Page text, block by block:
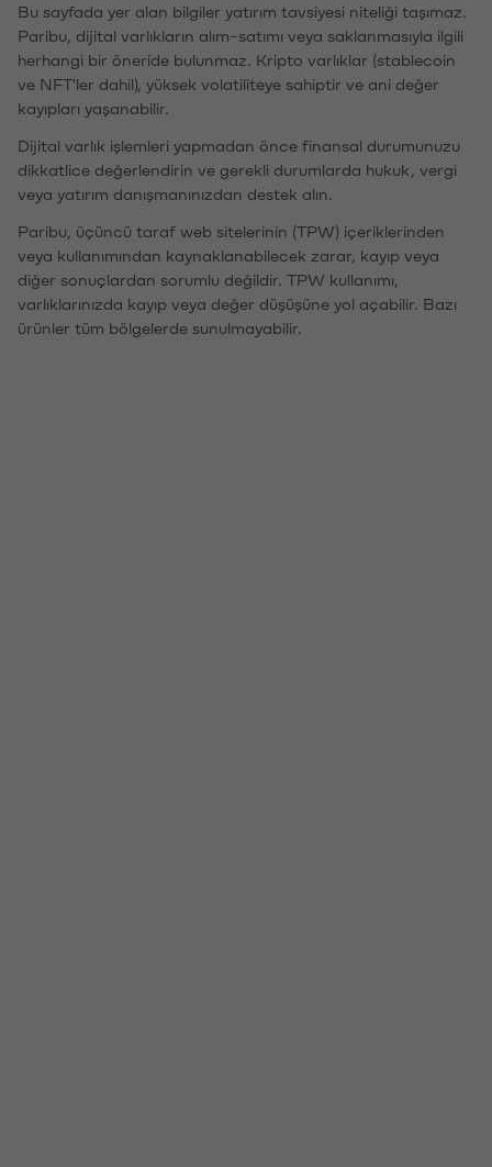
Bu sayfada yer alan bilgiler yatırım tavsiyesi niteliği taşımaz.
Paribu, dijital varlıkların alım-satımı veya saklanmasıyla ilgili
herhangi bir öneride bulunmaz. Kripto varlıklar (stablecoin
ve NFT'ler dahil), yüksek volatiliteye sahiptir ve ani değer
kayıpları yaşanabilir.
Dijital varlık işlemleri yapmadan önce finansal durumunuzu
dikkatlice değerlendirin ve gerekli durumlarda hukuk, vergi
veya yatırım danışmanınızdan destek alın.
Paribu, üçüncü taraf web sitelerinin (TPW) içeriklerinden
veya kullanımından kaynaklanabilecek zarar, kayıp veya
diğer sonuçlardan sorumlu değildir. TPW kullanımı,
varlıklarınızda kayıp veya değer düşüşüne yol açabilir. Bazı
ürünler tüm bölgelerde sunulmayabilir.